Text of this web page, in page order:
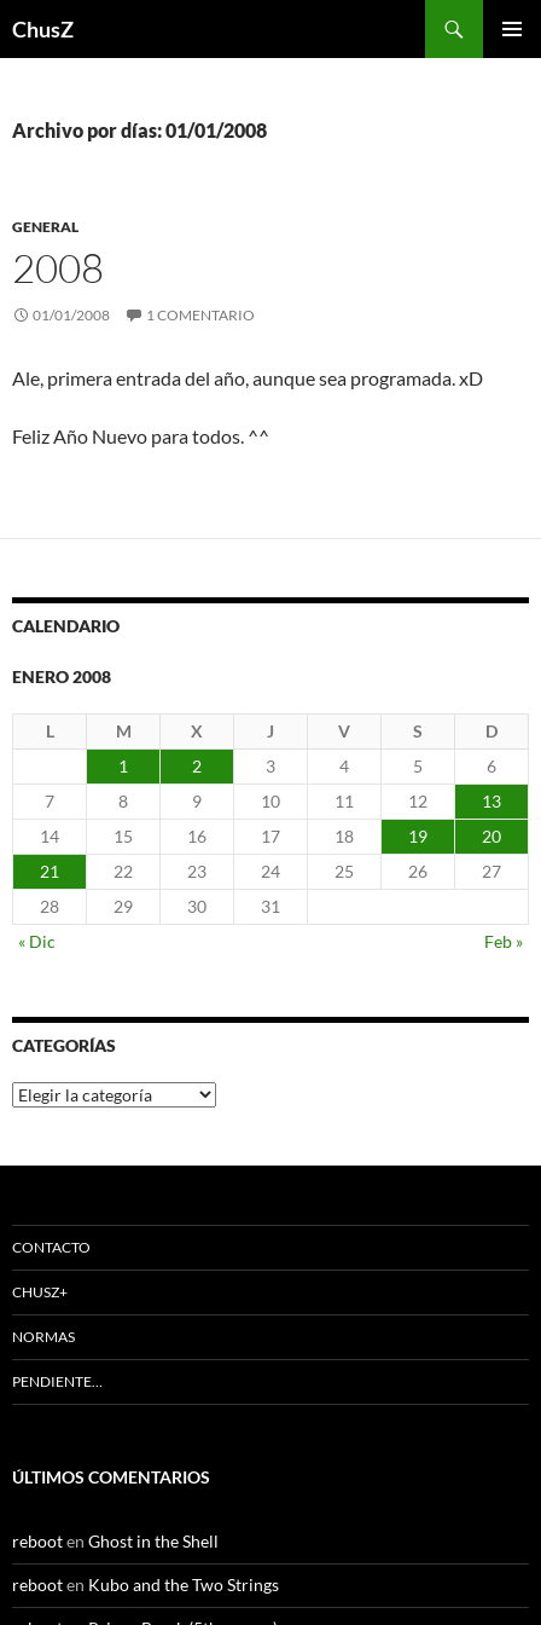
ChusZ
Archivo por días: 01/01/2008
GENERAL
2008
01/01/2008 1 COMENTARIO
Ale, primera entrada del año, aunque sea programada. xD
Feliz Año Nuevo para todos. ^^
CALENDARIO
ENERO 2008
L M X J V S
D
1
2 3 4 5
6
7
8 9 10 11 12
13
14
15 16 17 18 19
20
21
22 23 24 25 26
27
28
29 30
31
« Dic
Feb »
CATEGORÍAS
Categorías
CONTACTO
CHUSZ+
NORMAS
PENDIENTE…
ÚLTIMOS COMENTARIOS
rebooten Ghost in the Shell
rebooten Kubo and the Two Strings